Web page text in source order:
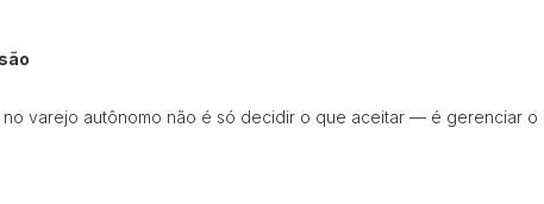
varejo autônomo não é só decidir o que aceitar — é gerenciar